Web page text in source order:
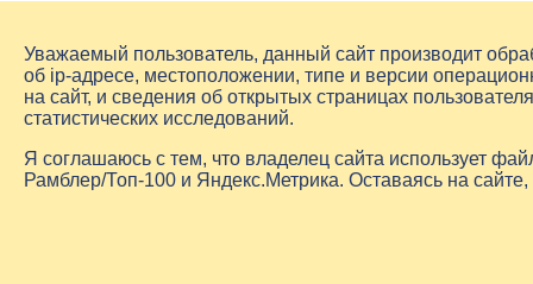
Уважаемый пользователь, данный сайт производит
об ip-адресе, местоположении, типе и версии
на сайт, и сведения об открытых страницах
статистических исследований.
Я соглашаюсь с тем, что владелец сайта использует
Рамблер/Топ-100 и Яндекс.Метрика. Оставаясь на